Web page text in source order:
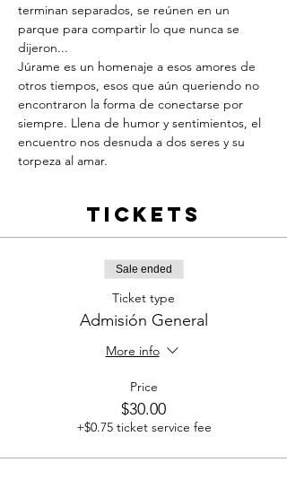
terminan separados, se reúnen en un
parque para compartir lo que nunca se
dijeron...
Júrame es un homenaje a esos amores de
otros tiempos, esos que aún queriendo no
encontraron la forma de conectarse por
siempre. Llena de humor y sentimientos, el
encuentro nos desnuda a dos seres y su
torpeza al amar.
Tickets
Sale ended
Ticket type
Admisión General
More info
Price
$30.00
+$0.75 ticket service fee